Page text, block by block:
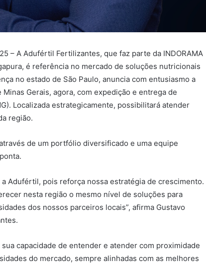
– A Adufértil Fertilizantes, que faz parte da INDORAMA
é referência no mercado de soluções nutricionais
no estado de São Paulo, anuncia com entusiasmo a
Gerais, agora, com expedição e entrega de
Localizada estrategicamente, possibilitará atender
região.
de um portfólio diversificado e uma equipe
Adufértil, pois reforça nossa estratégia de crescimento.
nesta região o mesmo nível de soluções para
dos nossos parceiros locais”, afirma Gustavo
capacidade de entender e atender com proximidade
do mercado, sempre alinhadas com as melhores